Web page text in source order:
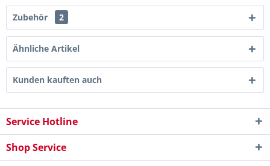
Zubehör 2
Ähnliche Artikel
Kunden kauften auch
Service Hotline
Shop Service